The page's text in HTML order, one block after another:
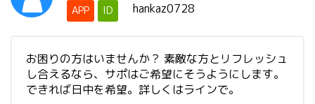
APP ID hankaz0728
お困りの方はいませんか？ 素敵な方とリフレッシュ
し合えるなら、サポはご希望にそうようにします。
できれば日中を希望。詳しくはラインで。